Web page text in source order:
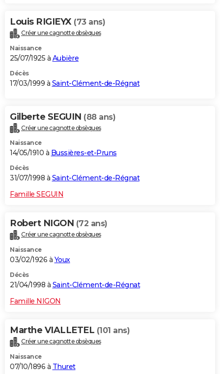
Louis RIGIEYX (73 ans)
Créer une cagnotte obsèques
Naissance
25/07/1925 à Aubière
Décès
17/03/1999 à Saint-Clément-de-Régnat
Gilberte SEGUIN (88 ans)
Créer une cagnotte obsèques
Naissance
14/05/1910 à Bussières-et-Pruns
Décès
31/07/1998 à Saint-Clément-de-Régnat
Famille SEGUIN
Robert NIGON (72 ans)
Créer une cagnotte obsèques
Naissance
03/02/1926 à Youx
Décès
21/04/1998 à Saint-Clément-de-Régnat
Famille NIGON
Marthe VIALLETEL (101 ans)
Créer une cagnotte obsèques
Naissance
07/10/1896 à Thuret